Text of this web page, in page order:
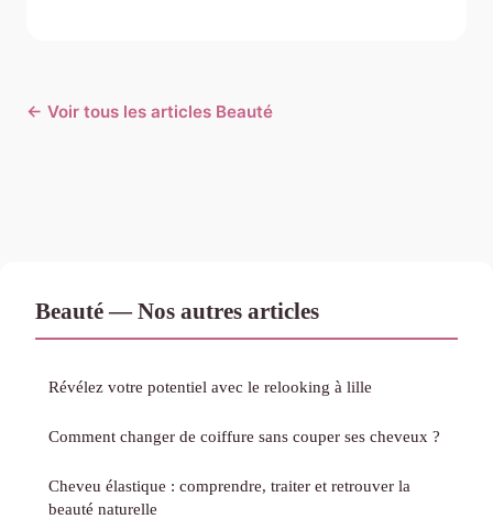
← Voir tous les articles Beauté
Beauté — Nos autres articles
Révélez votre potentiel avec le relooking à lille
Comment changer de coiffure sans couper ses cheveux ?
Cheveu élastique : comprendre, traiter et retrouver la
beauté naturelle